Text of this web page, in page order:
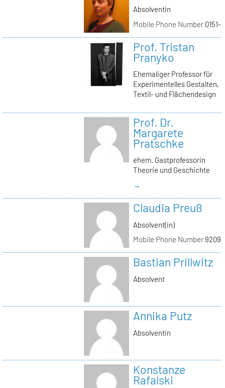
Absolventin
Mobile Phone Number0151-
Prof. Tristan
Pranyko
Ehemaliger Professor für
Experimentelles Gestalten,
Textil- und Flächendesign
Prof. Dr.
Margarete
Pratschke
ehem. Gastprofessorin
Theorie und Geschichte
→
Claudia Preuß
Absolvent(in)
Mobile Phone Number
Bastian Prillwitz
Absolvent
Annika Putz
Absolventin
Konstanze
Rafalski